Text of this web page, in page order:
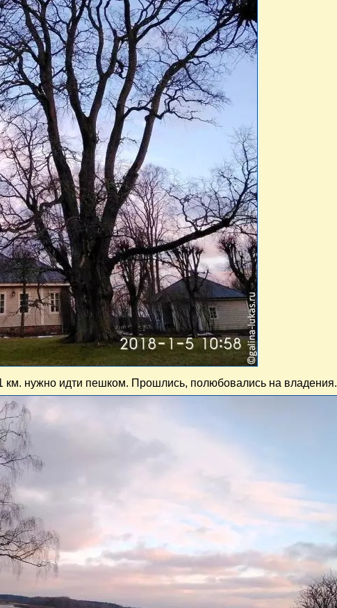
км. нужно идти пешком. Прошлись, полюбовались на владения.